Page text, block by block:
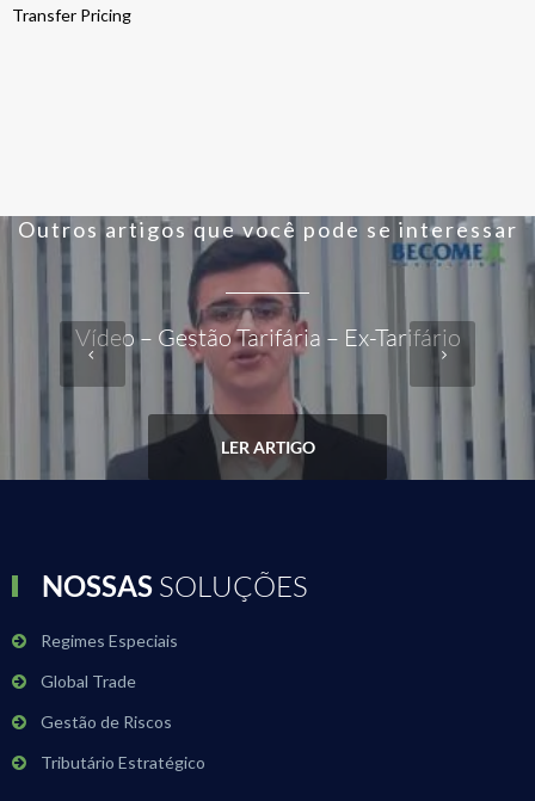
Transfer Pricing
Outros artigos que você pode se interessar
Vídeo – Gestão Tarifária – Ex-Tarifário
LER ARTIGO
NOSSAS SOLUÇÕES
Regimes Especiais
Global Trade
Gestão de Riscos
Tributário Estratégico